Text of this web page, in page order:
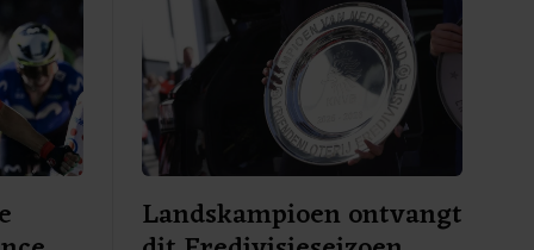
Landskampioen ontvangt